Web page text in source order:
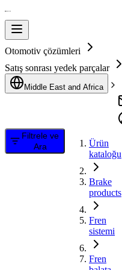
Otomotiv çözümleri
Satış sonrası yedek parçalar
Middle East and Africa
Filtrele ve
Ara
Ürün
kataloğu
Brake
products
Fren
sistemi
Fren